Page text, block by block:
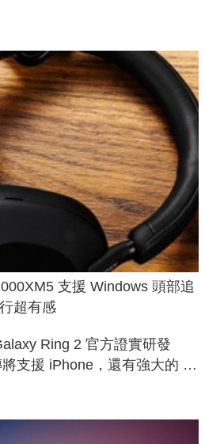
支援 Windows 頭部追
超有感
Ring 2 官方證實研發
支援 iPhone，還有強大的 AI
電連動功能